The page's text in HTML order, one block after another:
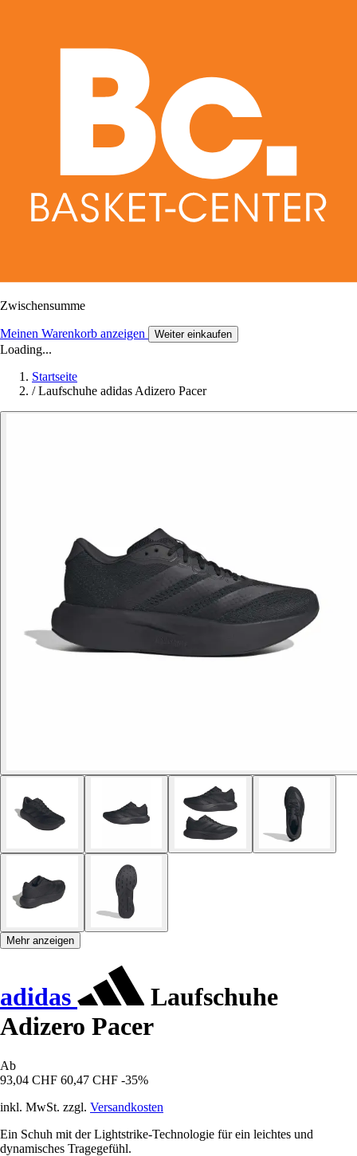
Zwischensumme
Meinen Warenkorb anzeigen Weiter einkaufen
Loading...
Startseite
/ Laufschuhe adidas Adizero Pacer
Mehr anzeigen
adidas
Laufschuhe
Adizero Pacer
Ab
93,04 CHF 60,47 CHF -35%
inkl. MwSt. zzgl. Versandkosten
Ein Schuh mit der Lightstrike-Technologie für ein leichtes und
dynamisches Tragegefühl.